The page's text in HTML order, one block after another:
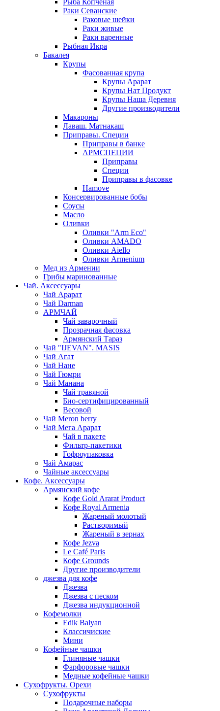
Рыба Копченая
Раки Севанские
Раковые шейки
Раки живые
Раки варенные
Рыбная Икра
Бакалея
Крупы
Фасованная крупа
Крупы Арарат
Крупы Нат Продукт
Крупы Наша Деревня
Другие производители
Макароны
Лаваш. Матнакаш
Приправы. Специи
Приправы в банке
АРМСПЕЦИИ
Приправы
Специи
Приправы в фасовке
Hamove
Консервированные бобы
Соусы
Масло
Оливки
Оливки "Arm Eco"
Оливки AMADO
Оливки Aiello
Оливки Armenium
Мед из Армении
Грибы маринованные
Чай. Аксессуары
Чай Арарат
Чай Darman
АРМЧАЙ
Чай заварочный
Прозрачная фасовка
Армянский Тараз
Чай "IJEVAN". MASIS
Чай Агат
Чай Нане
Чай Гюмри
Чай Манана
Чай травяной
Био-сертифицированный
Весовой
Чай Meron berry
Чай Мега Арарат
Чай в пакете
Фильтр-пакетики
Гофроупаковка
Чай Амарас
Чайные аксессуары
Кофе. Аксессуары
Армянский кофе
Кофе Gold Ararat Product
Кофе Royal Armenia
Жареный молотый
Растворимый
Жареный в зернах
Кофе Jezva
Le Café Paris
Кофе Grounds
Другие производители
джезва для кофе
Джезва
Джезва с песком
Джезва индукционной
Кофемолки
Edik Balyan
Классичиские
Мини
Кофейные чашки
Глиняные чашки
Фарфоровые чашки
Медные кофейные чашки
Сухофрукты. Орехи
Сухофрукты
Подарочные наборы